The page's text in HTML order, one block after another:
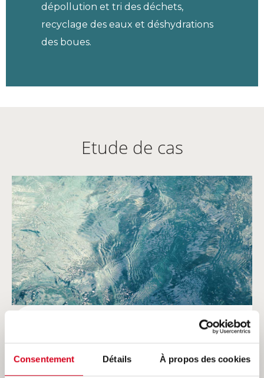
Consentement Détails À propos des cookies
dépollution et tri des déchets,
recyclage des eaux et déshydrations
des boues.
Etude de cas
Traitement des effluents industriels d'une